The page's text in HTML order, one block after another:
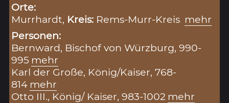
Orte:
Murrhardt, Kreis: Rems-Murr-Kreis mehr
Personen:
Bernward, Bischof von Würzburg, 990-
995 mehr
Karl der Große, König/Kaiser, 768-
814 mehr
Otto III., König/ Kaiser, 983-1002 mehr